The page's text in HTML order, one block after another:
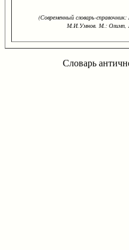
(Современный словарь-
М.И.Умнов. М.: Олимп,
Словарь